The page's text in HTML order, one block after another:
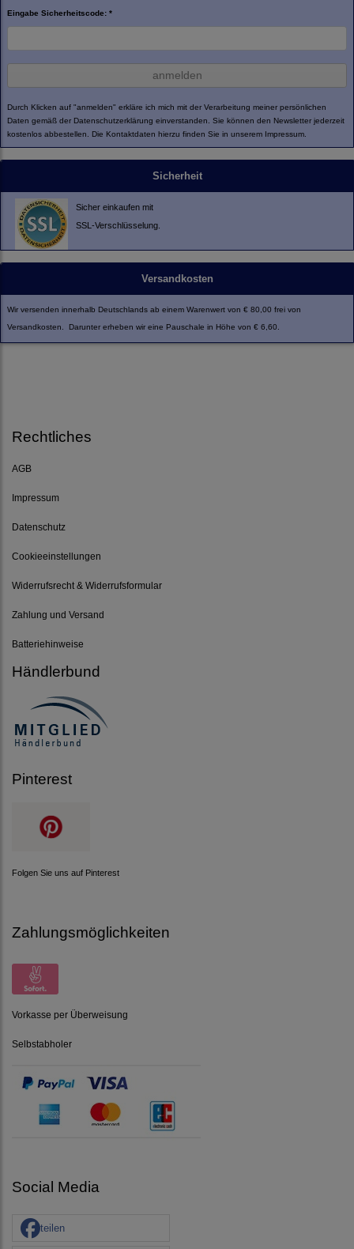
Eingabe Sicherheitscode: *
anmelden
Durch Klicken auf "anmelden" erkläre ich mich mit der Verarbeitung meiner persönlichen
Daten gemäß der Datenschutzerklärung einverstanden. Sie können den Newsletter jederzeit
kostenlos abbestellen. Die Kontaktdaten hierzu finden Sie in unserem Impressum.
Sicherheit
Sicher einkaufen mit
SSL-Verschlüsselung.
Versandkosten
Wir versenden innerhalb Deutschlands ab einem Warenwert von € 80,00 frei von
Versandkosten. Darunter erheben wir eine Pauschale in Höhe von € 6,60.
Rechtliches
AGB
Impressum
Datenschutz
Cookieeinstellungen
Widerrufsrecht & Widerrufsformular
Zahlung und Versand
Batteriehinweise
Händlerbund
Pinterest
Folgen Sie uns auf Pinterest
Zahlungsmöglichkeiten
Vorkasse per Überweisung
Selbstabholer
Social Media
teilen